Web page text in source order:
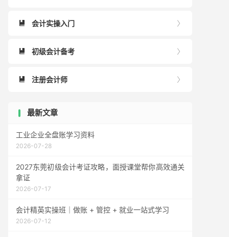

 会计实操入门

 初级会计备考

 注册会计师
最新文章
工业企业全盘账学习资料
2026-07-28
2027东莞初级会计考证攻略，面授课堂帮你高效通关
拿证
2026-07-17
会计精英实操班｜做账 + 管控 + 就业一站式学习
2026-07-12